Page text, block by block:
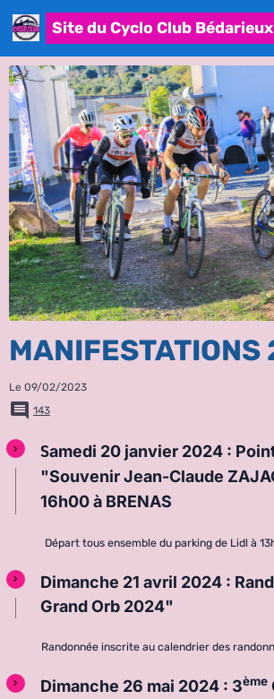
Site du Cyclo Club Bédarieux
Le 09/02/2023
143
Samedi 20 janvier 2024 :
"Souvenir Jean-Claude
16h00 à BRENAS
Départ tous ensemble du parking de Lidl à
Dimanche 21 avril 2024 :
Grand Orb 2024"
Randonnée inscrite au calendrier des
Dimanche 26 mai 2024 : 3ème